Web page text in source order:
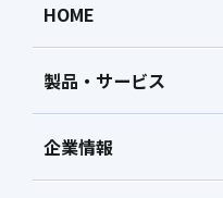
HOME
製品・サービス
企業情報